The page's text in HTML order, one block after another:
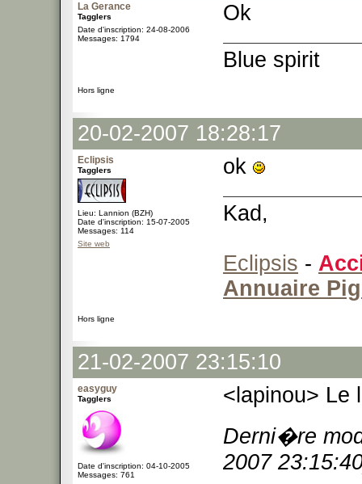
La Gerance
Tagglers
Date d'inscription: 24-08-2006
Messages: 1794
Ok
Blue spirit
Hors ligne
20-02-2007 18:28:17
Eclipsis
Tagglers
Lieu: Lannion (BZH)
Date d'inscription: 15-07-2005
Messages: 114
Site web
ok
Kad,
Eclipsis -
Annuaire
Hors ligne
21-02-2007 23:15:10
easyguy
Tagglers
Date d'inscription: 04-10-2005
Messages: 761
<lapinou> Le
Derni�re
2007